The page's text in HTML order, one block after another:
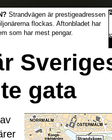
Strandvägen är prestigeadressen
flockas. Aftonbladet har
som har mest pengar.
gata